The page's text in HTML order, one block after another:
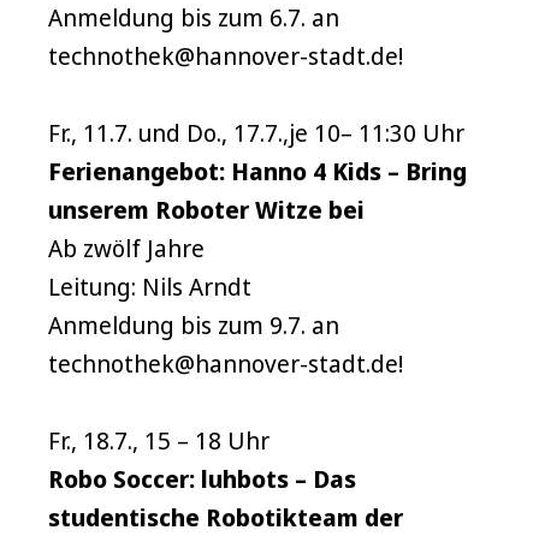
Anmeldung bis zum 6.7. an
technothek@hannover-stadt.de!
Fr., 11.7. und Do., 17.7.,je 10– 11:30 Uhr
Ferienangebot: Hanno 4 Kids – Bring
unserem Roboter Witze bei
Ab zwölf Jahre
Leitung: Nils Arndt
Anmeldung bis zum 9.7. an
technothek@hannover-stadt.de!
Fr., 18.7., 15 – 18 Uhr
Robo Soccer: luhbots – Das
studentische Robotikteam der